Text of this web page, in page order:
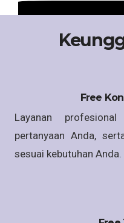
Free
Layanan
pertanyaan Anda,
sesuai kebutuhan Anda.